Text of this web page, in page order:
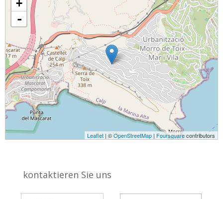
+
-
Leaflet | ©OpenStreetMap | Foursquarecontributors
kontaktieren Sie uns